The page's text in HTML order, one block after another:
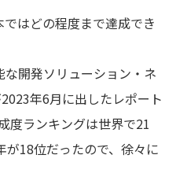
はどの程度まで達成でき
開発ソリューション・ネ
年6月に出したレポート
度ランキングは世界で21
18位だったので、徐々に